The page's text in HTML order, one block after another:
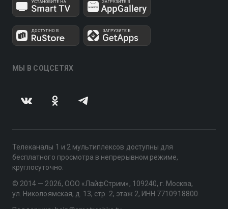
МЫ В СОЦСЕТЯХ
Телеканалы 1 и 2 мультиплексов доступны для
бесплатного просмотра в непрерывном режиме,
круглосуточно.
© 2014 — 2026, ООО «ЛайфСтрим», 109240, г. Москва,
ул. Николоямская, д. 13, стр. 2, этаж 2, ИНН 7710918800